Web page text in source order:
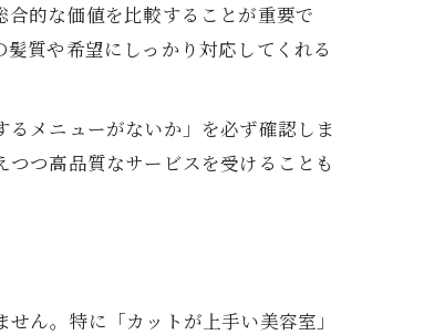
的な価値を比較することが重要で
質や希望にしっかり対応してくれる
メニューがないか」を必ず確認しま
つ高品質なサービスを受けることも
ん。特に「カットが上手い美容室」